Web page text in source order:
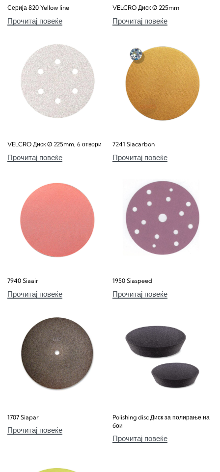
Серија 820 Yellow line
Прочитај повеќе
VELCRO Диск Ø 225mm
Прочитај повеќе
VELCRO Диск Ø 225mm, 6 отвори
Прочитај повеќе
7241 Siacarbon
Прочитај повеќе
7940 Siaair
Прочитај повеќе
1950 Siaspeed
Прочитај повеќе
1707 Siapar
Прочитај повеќе
Polishing disc Диск за полирање на
бои
Прочитај повеќе